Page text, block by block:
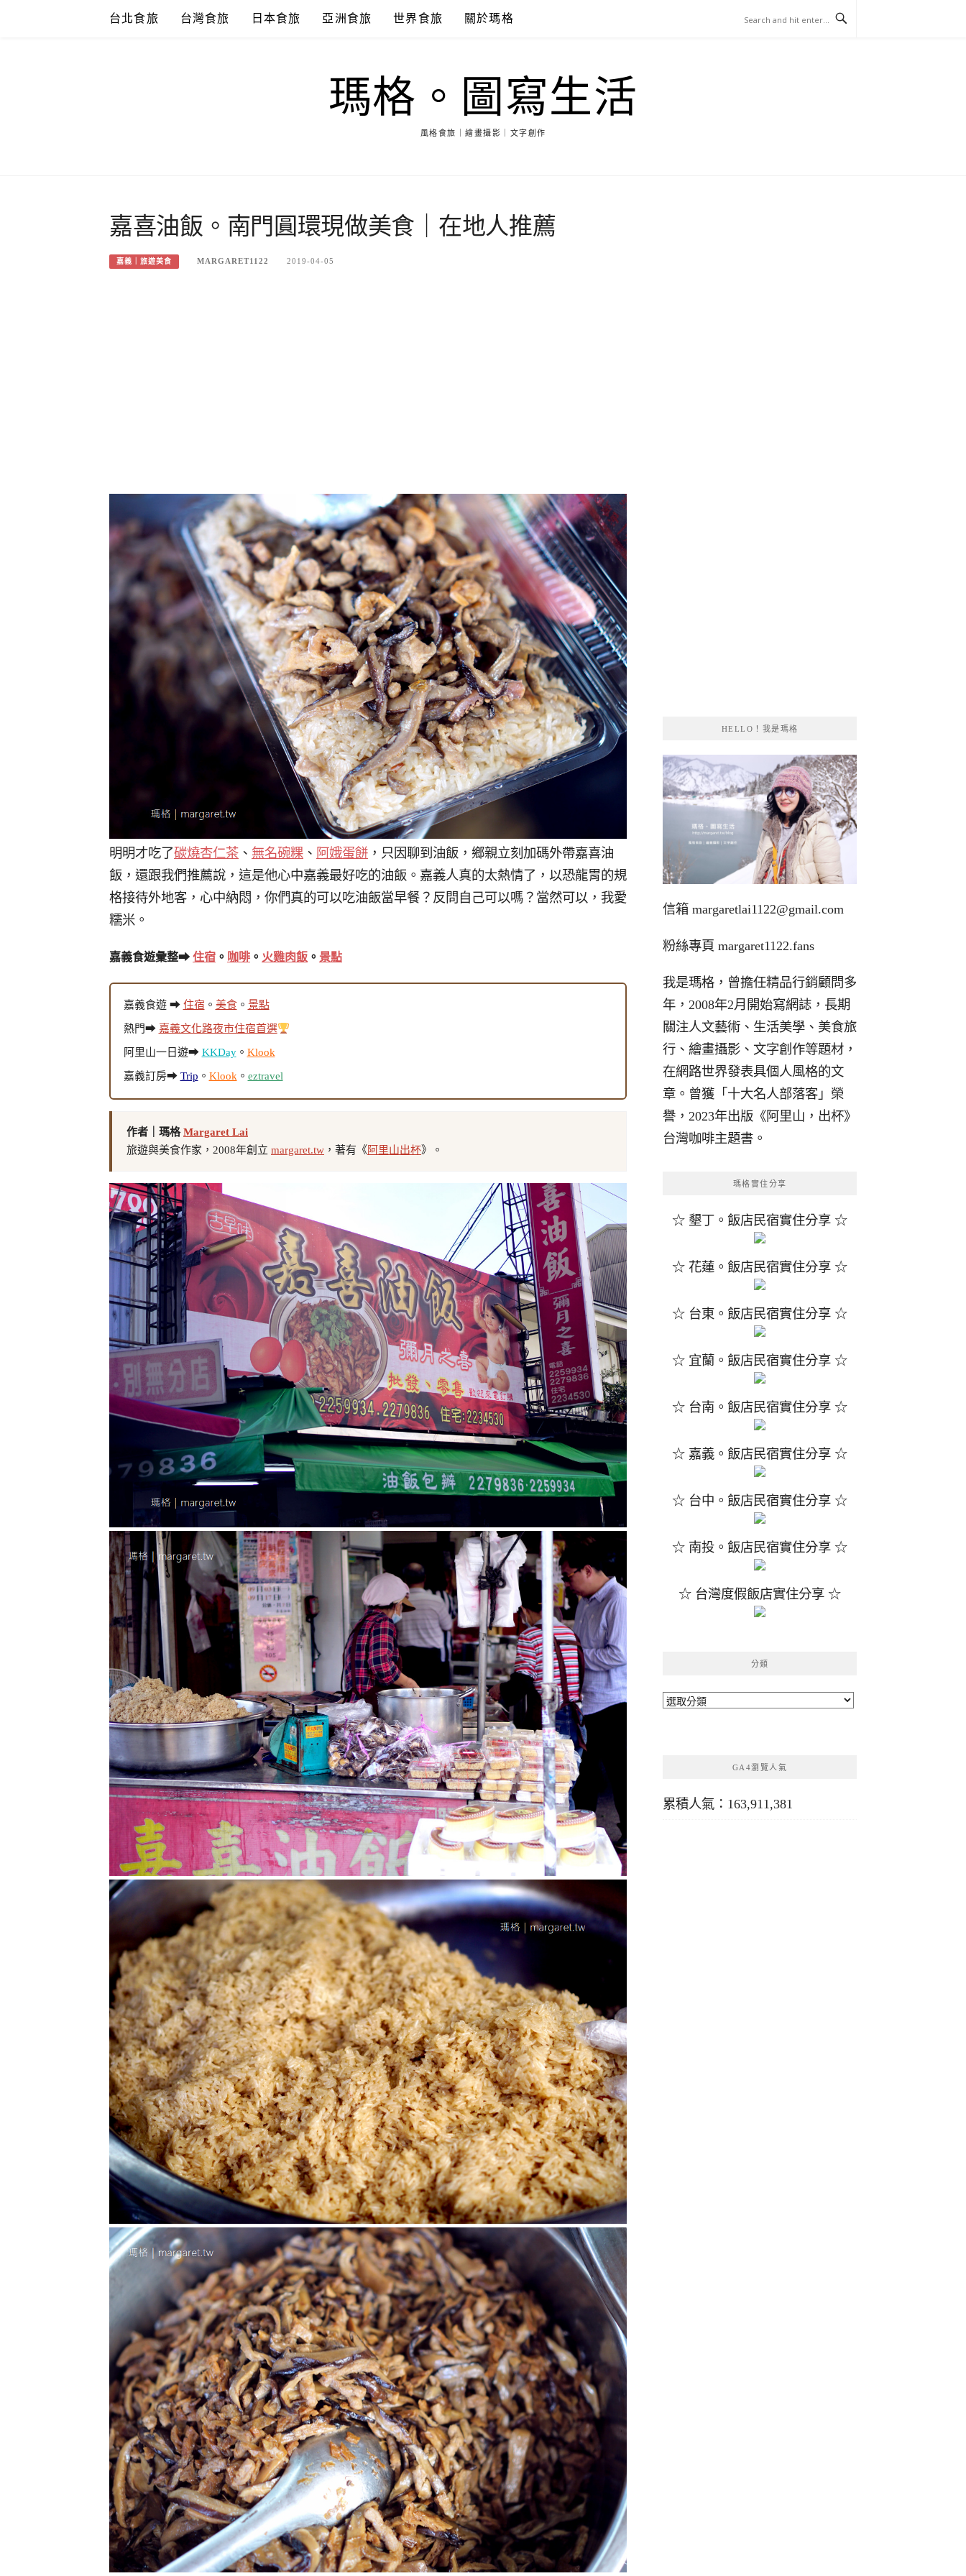
台北食旅 台灣食旅 日本食旅 亞洲食旅 世界食旅 關於瑪格
瑪格。圖寫生活
風格食旅｜繪畫攝影｜文字創作
嘉喜油飯。南門圓環現做美食｜在地人推薦
嘉義｜旅遊美食 MARGARET1122 2019-04-05
明明才吃了碳燒杏仁茶 、 無名碗粿 、 阿娥蛋餅 ，只因聊到油飯，鄉親立刻加碼外帶嘉喜油
飯，還跟我們推薦說，這是他心中嘉義最好吃的油飯。嘉義人真的太熱情了，以恐龍胃的規
格接待外地客，心中納悶，你們真的可以吃油飯當早餐？反問自己可以嗎？當然可以，我愛
糯米。
嘉義食遊彙整➡ 住宿 。 咖啡 。 火雞肉飯 。 景點
嘉義食遊 ➡ 住宿 。 美食。 景點
熱門➡ 嘉義文化路夜市住宿首選
阿里山一日遊➡ KKDay。 Klook
嘉義訂房➡ Trip 。 Klook 。 eztravel
作者｜瑪格Margaret Lai
旅遊與美食作家，2008年創立 margaret.tw ，著有《阿里山出杯》。
HELLO！我是瑪格
信箱 margaretlai1122@gmail.com
粉絲專頁 margaret1122.fans
我是瑪格，曾擔任精品行銷顧問多
年，2008年2月開始寫網誌，長期
關注人文藝術、生活美學、美食旅
行、繪畫攝影、文字創作等題材，
在網路世界發表具個人風格的文
章。曾獲「十大名人部落客」榮
譽，2023年出版《阿里山，出杯》
台灣咖啡主題書。
瑪格實住分享
☆ 墾丁。飯店民宿實住分享 ☆
☆ 花蓮。飯店民宿實住分享 ☆
☆ 台東。飯店民宿實住分享 ☆
☆ 宜蘭。飯店民宿實住分享 ☆
☆ 台南。飯店民宿實住分享 ☆
☆ 嘉義。飯店民宿實住分享 ☆
☆ 台中。飯店民宿實住分享 ☆
☆ 南投。飯店民宿實住分享 ☆
☆ 台灣度假飯店實住分享 ☆
分類
分
GA4瀏覽人氣
累積人氣：163,911,381